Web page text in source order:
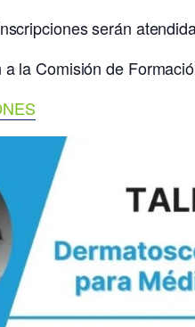
serán
la Comisión de